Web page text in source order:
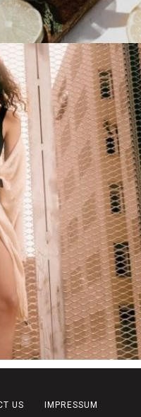
US IMPRESSUM